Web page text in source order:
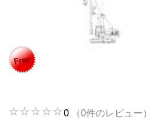
0 （0件のレビュー）